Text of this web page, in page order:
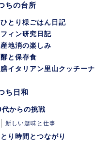
ちの台所
とり様ごはん日記
ィン研究日記
地消の楽しみ
と保存食
イタリアン里山クッチーナ
ち日和
代からの挑戦
新しい趣味と仕事
り時間とつながり